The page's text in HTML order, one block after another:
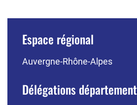
Espace régional
Auvergne-Rhône-Alpes
Délégations